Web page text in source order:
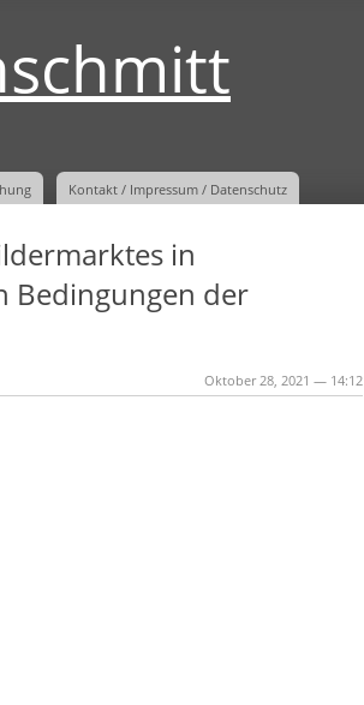
Kontakt / Impressum / Datenschutz
in
Bedingungen der
Oktober 28, 2021 — 14:12